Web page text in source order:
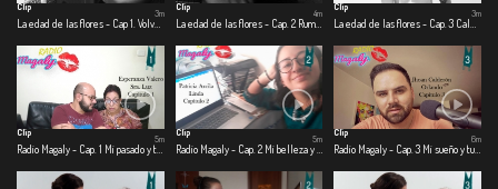
Clip
La edad de las flores - Cap 1. Volver a creer
3m
Clip
La edad de las flores - Cap. 2 Rumbo
4m
Clip
La edad de las flores - Cap. 3 Calma
3m
Clip
5m
Clip
5m
Clip
6m